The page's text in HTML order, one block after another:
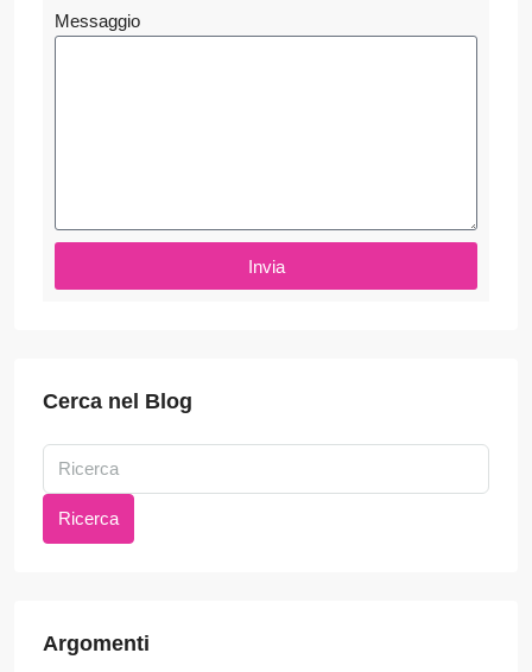
Messaggio
Invia
Cerca nel Blog
Ricerca
Argomenti